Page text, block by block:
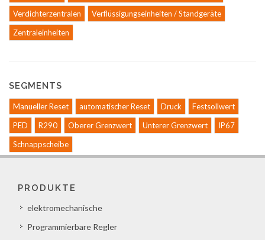
Verdichterzentralen
Verflüssigungseinheiten / Standgeräte
Zentraleinheiten
SEGMENTS
Manueller Reset automatischer Reset Druck
Festsollwert
PED
R290 Oberer Grenzwert Unterer Grenzwert
IP67
Schnappscheibe
PRODUKTE
elektromechanische
Programmierbare Regler